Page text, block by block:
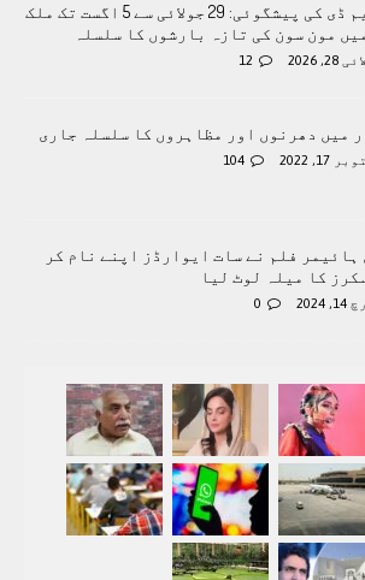
پی ایم ڈی کی پیشگوئی: 29 جولائی سے 5 اگست تک ملک
مون سون کی تازہ بارشوں کا سلسلہ
2026
12
میں دھرنوں اور مظاہروں کا سلسلہ جاری
17, 2022
104
ہائیمر فلم نے سات ایوارڈز اپنے نام کر
کا میلہ لوٹ لیا
2024
0